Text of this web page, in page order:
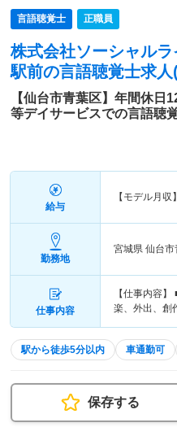
言語聴覚士 正職員
株式会社ソーシャル
駅前の言語聴覚士求
【仙台市青葉区】年間休
等デイサービスでの言語聴
給与
【モデル月収】
勤務地
宮城県 仙台市
仕事内容
【仕事内容
楽、外出、創
駅から徒歩5分以内 車通勤可
保存する